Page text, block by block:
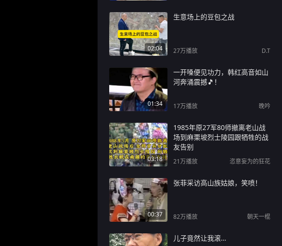
02:04
生意场上的豆包之战
27万播放 D.T
01:34
一开嗓便见功力，韩红高音如山
河奔涌震撼🎵！
17万播放 晚吟
03:18
1985年原27军80师撤离老山战
场到麻栗坡烈士陵园跟牺牲的战
友告别
21万播放 恣意妄为的狂花
00:37
张菲采访高山族姑娘，笑喷！
82万播放 朝天一棍
儿子竟然让我滚…